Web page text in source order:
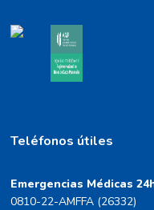
Teléfonos útiles
Emergencias Médicas
0810-22-AMFFA (26332)